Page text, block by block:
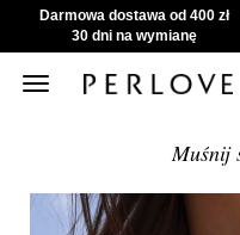
Darmowa dostawa od 400 zł
30 dni na wymianę
Toggle
Muśnij